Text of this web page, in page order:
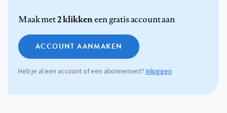
Maak met2 klikkeneen gratis account aan
ACCOUNT AANMAKEN
Heb je al een account of een abonnement? Inloggen